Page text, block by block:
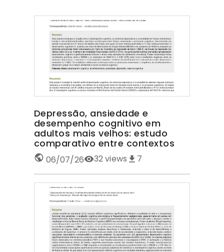
Depressão, ansiedade e
desempenho cognitivo em
adultos mais velhos: estudo
comparativo entre contextos
06/07/26 32views 7